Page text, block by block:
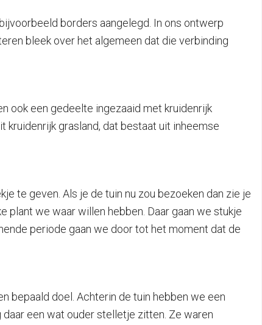
borders aangelegd. In ons ontwerp
bleek over het algemeen dat die verbinding
ook een gedeelte ingezaaid met kruidenrijk
kruidenrijk grasland, dat bestaat uit inheemse
te geven. Als je de tuin nu zou bezoeken dan zie je
plant we waar willen hebben. Daar gaan we stukje
periode gaan we door tot het moment dat de
bepaald doel. Achterin de tuin hebben we een
een wat ouder stelletje zitten. Ze waren